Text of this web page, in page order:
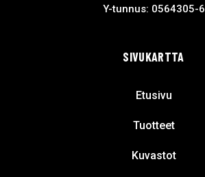
Y-tunnus: 0564305-6
SIVUKARTTA
Etusivu
Tuotteet
Kuvastot